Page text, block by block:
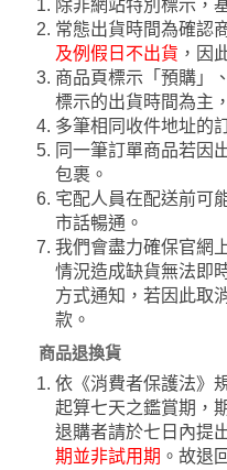
除非網站特別標示，
常態出貨時間為確認
及例假日不出貨 ，因
商品頁標示「預購」
標示的出貨時間為主
多筆相同收件地址的
同一筆訂單商品若因
包裹。
宅配人員在配送前可
市話暢通。
我們會盡力確保官網
情況造成缺貨無法即
方式通知，若因此取
款。
商品退換貨
依《消費者保護法》
起算七天之鑑賞期，
退購者請於七日內提
期並非試用期 。故退